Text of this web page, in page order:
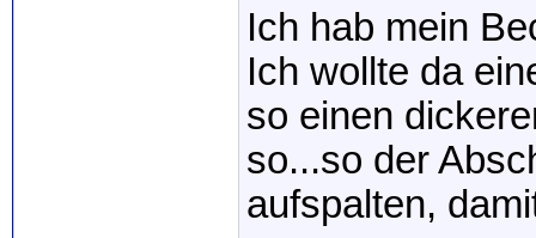
Ich hab mein
Ich wollte da
so einen
so...so der
aufspalten,